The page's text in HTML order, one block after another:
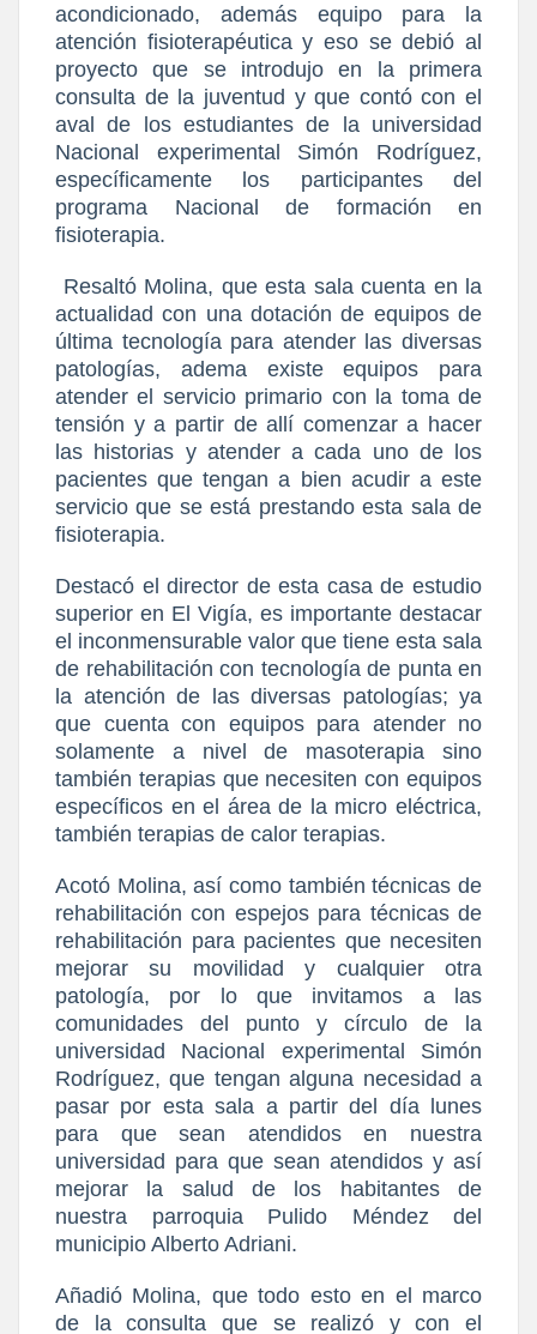
acondicionado, además equipo para la
atención fisioterapéutica y eso se debió al
proyecto que se introdujo en la primera
consulta de la juventud y que contó con el
aval de los estudiantes de la universidad
Nacional experimental Simón Rodríguez,
específicamente los participantes del
programa Nacional de formación en
fisioterapia.
Resaltó Molina, que esta sala cuenta en la
actualidad con una dotación de equipos de
última tecnología para atender las diversas
patologías, adema existe equipos para
atender el servicio primario con la toma de
tensión y a partir de allí comenzar a hacer
las historias y atender a cada uno de los
pacientes que tengan a bien acudir a este
servicio que se está prestando esta sala de
fisioterapia.
Destacó el director de esta casa de estudio
superior en El Vigía, es importante destacar
el inconmensurable valor que tiene esta sala
de rehabilitación con tecnología de punta en
la atención de las diversas patologías; ya
que cuenta con equipos para atender no
solamente a nivel de masoterapia sino
también terapias que necesiten con equipos
específicos en el área de la micro eléctrica,
también terapias de calor terapias.
Acotó Molina, así como también técnicas de
rehabilitación con espejos para técnicas de
rehabilitación para pacientes que necesiten
mejorar su movilidad y cualquier otra
patología, por lo que invitamos a las
comunidades del punto y círculo de la
universidad Nacional experimental Simón
Rodríguez, que tengan alguna necesidad a
pasar por esta sala a partir del día lunes
para que sean atendidos en nuestra
universidad para que sean atendidos y así
mejorar la salud de los habitantes de
nuestra parroquia Pulido Méndez del
municipio Alberto Adriani.
Añadió Molina, que todo esto en el marco
de la consulta que se realizó y con el